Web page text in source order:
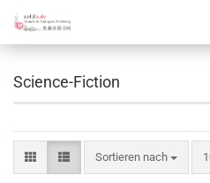
Science-Fiction
Sortieren nach
Sortieren nach